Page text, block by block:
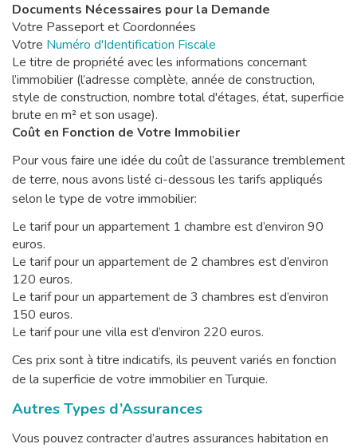
Documents Nécessaires pour la Demande
Votre Passeport et Coordonnées
Votre Numéro d'Identification Fiscale
Le titre de propriété avec les informations concernant
l’immobilier (l’adresse complète, année de construction,
style de construction, nombre total d'étages, état, superficie
brute en m² et son usage).
Coût en Fonction de Votre Immobilier
Pour vous faire une idée du coût de l’assurance tremblement
de terre, nous avons listé ci-dessous les tarifs appliqués
selon le type de votre immobilier:
Le tarif pour un appartement 1 chambre est d’environ 90
euros.
Le tarif pour un appartement de 2 chambres est d’environ
120 euros.
Le tarif pour un appartement de 3 chambres est d’environ
150 euros.
Le tarif pour une villa est d’environ 220 euros.
Ces prix sont à titre indicatifs, ils peuvent variés en fonction
de la superficie de votre immobilier en Turquie.
Autres Types d’Assurances
Vous pouvez contracter d’autres assurances habitation en